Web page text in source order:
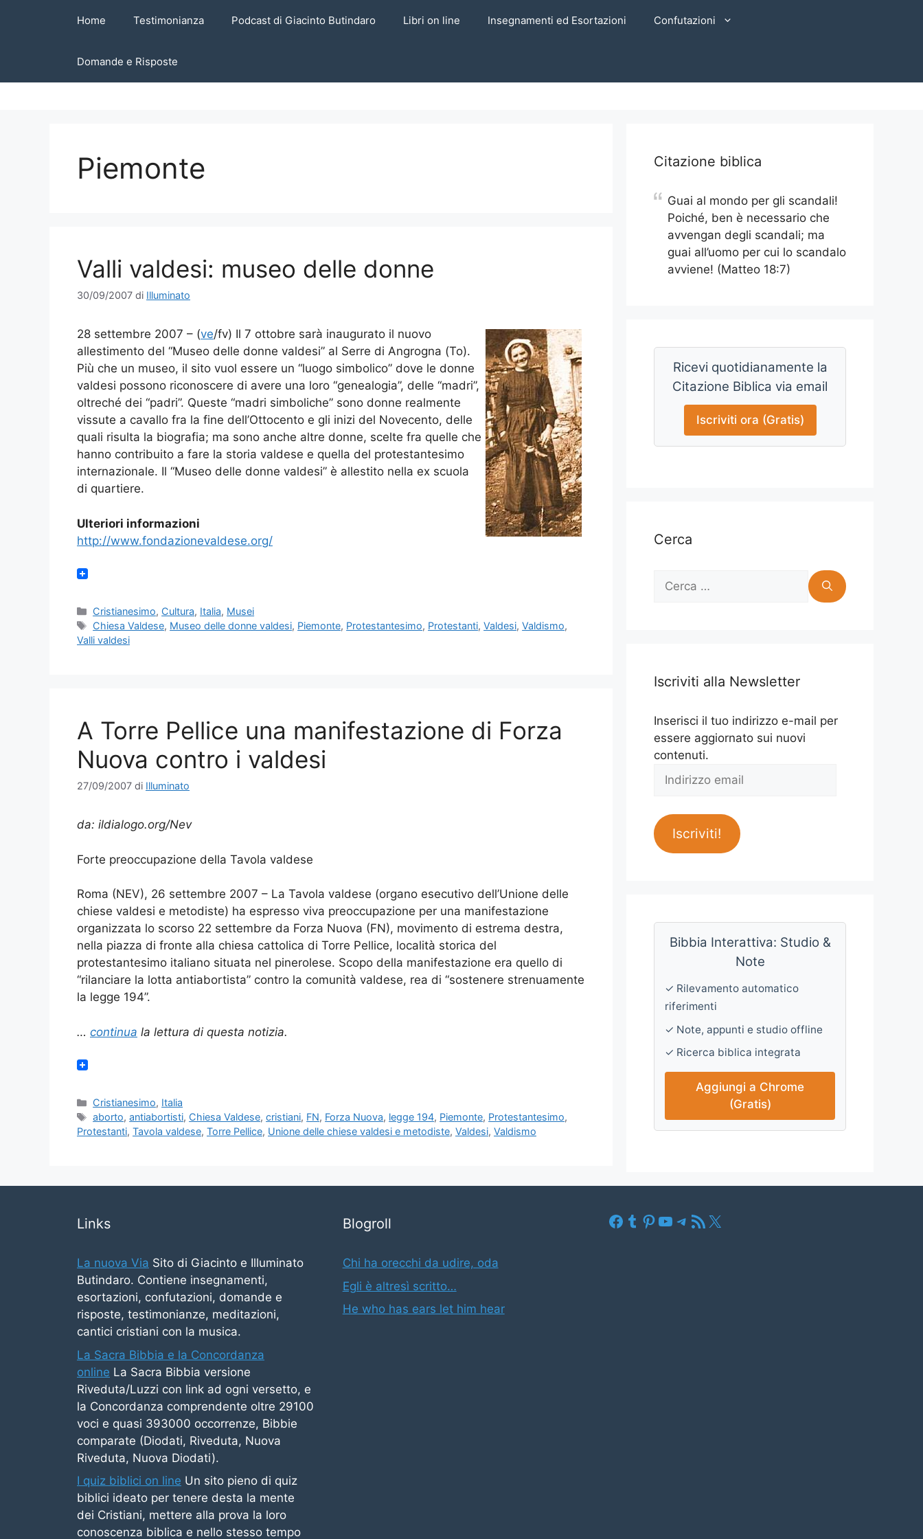
Home Testimonianza Podcast di Giacinto Butindaro Libri on line Insegnamenti ed Esortazioni Confutazioni
Domande e Risposte
Piemonte
Valli valdesi: museo delle donne
30/09/2007 di Illuminato
28 settembre 2007 – (ve/fv) Il 7 ottobre sarà inaugurato il nuovo
allestimento del “Museo delle donne valdesi” al Serre di Angrogna (To).
Più che un museo, il sito vuol essere un “luogo simbolico” dove le donne
valdesi possono riconoscere di avere una loro “genealogia”, delle “madri”,
oltreché dei “padri”. Queste “madri simboliche” sono donne realmente
vissute a cavallo fra la fine dell’Ottocento e gli inizi del Novecento, delle
quali risulta la biografia; ma sono anche altre donne, scelte fra quelle che
hanno contribuito a fare la storia valdese e quella del protestantesimo
internazionale. Il “Museo delle donne valdesi” è allestito nella ex scuola
di quartiere.
Ulteriori informazioni
http://www.fondazionevaldese.org/
Categorie
Cristianesimo, Cultura, Italia, Musei
Tag
Chiesa Valdese, Museo delle donne valdesi, Piemonte, Protestantesimo, Protestanti,Valdesi,Valdismo,
Valli valdesi
A Torre Pellice una manifestazione di Forza
Nuova contro i valdesi
27/09/2007 di Illuminato
da: ildialogo.org/Nev
Forte preoccupazione della Tavola valdese
Roma (NEV), 26 settembre 2007 – La Tavola valdese (organo esecutivo dell’Unione delle
chiese valdesi e metodiste) ha espresso viva preoccupazione per una manifestazione
organizzata lo scorso 22 settembre da Forza Nuova (FN), movimento di estrema destra,
nella piazza di fronte alla chiesa cattolica di Torre Pellice, località storica del
protestantesimo italiano situata nel pinerolese. Scopo della manifestazione era quello di
“rilanciare la lotta antiabortista” contro la comunità valdese, rea di “sostenere strenuamente
la legge 194”.
… continua la lettura di questa notizia.
Categorie
Cristianesimo, Italia
Tag
aborto,antiabortisti, Chiesa Valdese,cristiani, FN, Forza Nuova, legge 194, Piemonte, Protestantesimo,
Protestanti, Tavola valdese, Torre Pellice, Unione delle chiese valdesi e metodiste, Valdesi, Valdismo
Citazione biblica
Guai al mondo per gli scandali!
Poiché, ben è necessario che
avvengan degli scandali; ma
guai all’uomo per cui lo scandalo
avviene! (Matteo 18:7)
Ricevi quotidianamente la
Citazione Biblica via email
Iscriviti ora (Gratis)
Cerca
Ricerca
Iscriviti alla Newsletter
Inserisci il tuo indirizzo e-mail per
essere aggiornato sui nuovi
contenuti.
Indirizzo
Iscriviti!
Bibbia Interattiva: Studio &
Note
✓ Rilevamento automatico
riferimenti
✓ Note, appunti e studio offline
✓ Ricerca biblica integrata
Aggiungi a Chrome
(Gratis)
Links
La nuova Via Sito di Giacinto e Illuminato
Butindaro. Contiene insegnamenti,
esortazioni, confutazioni, domande e
risposte, testimonianze, meditazioni,
cantici cristiani con la musica.
La Sacra Bibbia e la Concordanza
online La Sacra Bibbia versione
Riveduta/Luzzi con link ad ogni versetto, e
la Concordanza comprendente oltre 29100
voci e quasi 393000 occorrenze, Bibbie
comparate (Diodati, Riveduta, Nuova
Riveduta, Nuova Diodati).
I quiz biblici on line Un sito pieno di quiz
biblici ideato per tenere desta la mente
dei Cristiani, mettere alla prova la loro
conoscenza biblica e nello stesso tempo
Blogroll
Chi ha orecchi da udire, oda
Egli è altresì scritto…
He who has ears let him hear
Facebook
Tumblr
Pinterest
YouTube
Telegram
Feed RSS
X